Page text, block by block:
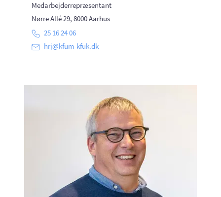
Medarbejderrepræsentant
Nørre Allé 29, 8000 Aarhus
25 16 24 06
hrj@kfum-kfuk.dk